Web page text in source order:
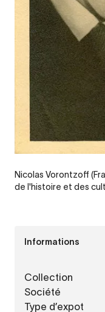
Nicolas Vorontzoff
de l'histoire et des
Informations
Collection
Société
Type d’expot